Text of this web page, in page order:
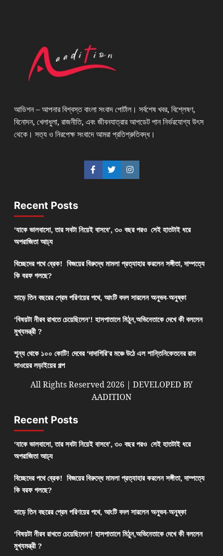
আডিশন – আপনার বিশ্বস্ত বাংলা সংবাদ পোর্টাল। সর্বশেষ খবর, বিশ্লেষণ,
বিনোদন, খেলাধুলা, রাজনীতি, এবং জীবনযাত্রার আপডেট পান নির্ভরযোগ্য উৎস
থেকে। সত্য ও নিরপেক্ষ সংবাদে আমরা প্রতিশ্রুতিবদ্ধ।
Recent Posts
‘যাকে ভালবাসো, তার সবটা নিয়েই বাসবে’, ৩০ বছর পরও সেই হাতটাই ধরে
অপরাজিতা আঢ্য
বিচ্ছেদের পথে ব্রেক! বিজয়ের বিরুদ্ধে মামলা প্রত্যাহার করলেন সঙ্গীতা, দাম্পত্যে
কি বরফ গলছে?
সাড়ে তিন বছরের প্রেম পরিণয়ের পথে, আংটি বদল সারলেন অনুভব-অনুষ্কা
‘বিষয়টা নীরব রাখতে চেয়েছিলেন’! হাসপাতালে মিঠুন,অভিনেতাকে দেখে কী বললেন
মুখ্যমন্ত্রী ?
শূন্য থেকে ১০০ কোটি! দেবের ‘দাদাগিরি’র মঞ্চে উঠে এল শান্তিনিকেতনের রাম
সাওয়ের লড়াইয়ের গল্প
All Rights Reserved 2026 | DEVELOPED BY
AADITION
Recent Posts
‘যাকে ভালবাসো, তার সবটা নিয়েই বাসবে’, ৩০ বছর পরও সেই হাতটাই ধরে
অপরাজিতা আঢ্য
বিচ্ছেদের পথে ব্রেক! বিজয়ের বিরুদ্ধে মামলা প্রত্যাহার করলেন সঙ্গীতা, দাম্পত্যে
কি বরফ গলছে?
সাড়ে তিন বছরের প্রেম পরিণয়ের পথে, আংটি বদল সারলেন অনুভব-অনুষ্কা
‘বিষয়টা নীরব রাখতে চেয়েছিলেন’! হাসপাতালে মিঠুন,অভিনেতাকে দেখে কী বললেন
মুখ্যমন্ত্রী ?